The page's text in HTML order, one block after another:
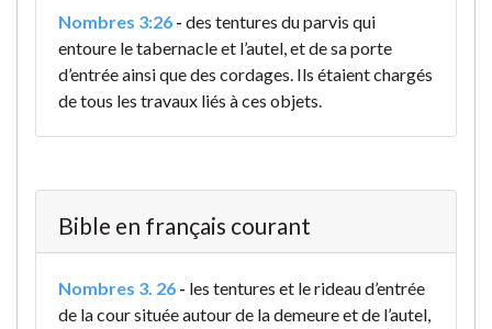
Nombres 3:26 - des tentures du parvis qui
entoure le tabernacle et l’autel, et de sa porte
d’entrée ainsi que des cordages. Ils étaient chargés
de tous les travaux liés à ces objets.
Bible en français courant
Nombres 3. 26 - les tentures et le rideau d’entrée
de la cour située autour de la demeure et de l’autel,